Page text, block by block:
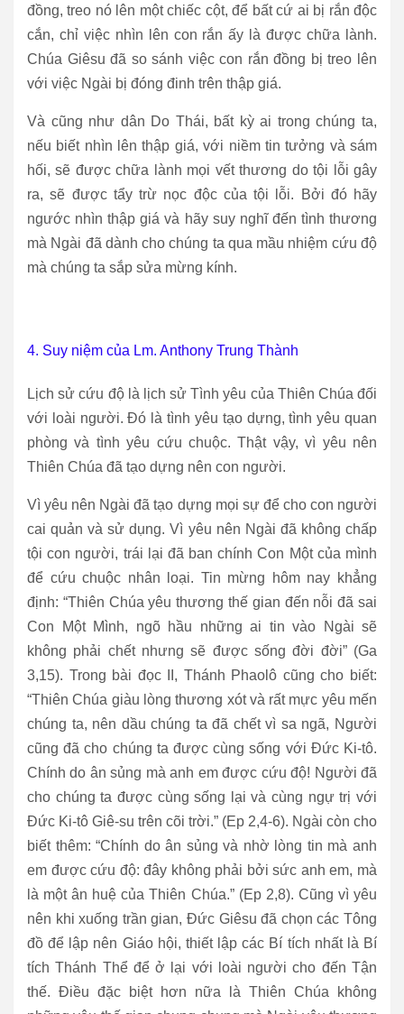
đồng, treo nó lên một chiếc cột, để bất cứ ai bị rắn độc
cắn, chỉ việc nhìn lên con rắn ấy là được chữa lành.
Chúa Giêsu đã so sánh việc con rắn đồng bị treo lên
với việc Ngài bị đóng đinh trên thập giá.
Và cũng như dân Do Thái, bất kỳ ai trong chúng ta,
nếu biết nhìn lên thập giá, với niềm tin tưởng và sám
hối, sẽ được chữa lành mọi vết thương do tội lỗi gây
ra, sẽ được tẩy trừ nọc độc của tội lỗi. Bởi đó hãy
ngước nhìn thập giá và hãy suy nghĩ đến tình thương
mà Ngài đã dành cho chúng ta qua mầu nhiệm cứu độ
mà chúng ta sắp sửa mừng kính.
4. Suy niệm của Lm. Anthony Trung Thành
Lịch sử cứu độ là lịch sử Tình yêu của Thiên Chúa đối
với loài người. Đó là tình yêu tạo dựng, tình yêu quan
phòng và tình yêu cứu chuộc. Thật vậy, vì yêu nên
Thiên Chúa đã tạo dựng nên con người.
Vì yêu nên Ngài đã tạo dựng mọi sự để cho con người
cai quản và sử dụng. Vì yêu nên Ngài đã không chấp
tội con người, trái lại đã ban chính Con Một của mình
để cứu chuộc nhân loại. Tin mừng hôm nay khẳng
định: “Thiên Chúa yêu thương thế gian đến nỗi đã sai
Con Một Mình, ngõ hầu những ai tin vào Ngài sẽ
không phải chết nhưng sẽ được sống đời đời” (Ga
3,15). Trong bài đọc II, Thánh Phaolô cũng cho biết:
“Thiên Chúa giàu lòng thương xót và rất mực yêu mến
chúng ta, nên dầu chúng ta đã chết vì sa ngã, Người
cũng đã cho chúng ta được cùng sống với Đức Ki-tô.
Chính do ân sủng mà anh em được cứu độ! Người đã
cho chúng ta được cùng sống lại và cùng ngự trị với
Đức Ki-tô Giê-su trên cõi trời.” (Ep 2,4-6). Ngài còn cho
biết thêm: “Chính do ân sủng và nhờ lòng tin mà anh
em được cứu độ: đây không phải bởi sức anh em, mà
là một ân huệ của Thiên Chúa.” (Ep 2,8). Cũng vì yêu
nên khi xuống trần gian, Đức Giêsu đã chọn các Tông
đồ để lập nên Giáo hội, thiết lập các Bí tích nhất là Bí
tích Thánh Thể để ở lại với loài người cho đến Tận
thế. Điều đặc biệt hơn nữa là Thiên Chúa không